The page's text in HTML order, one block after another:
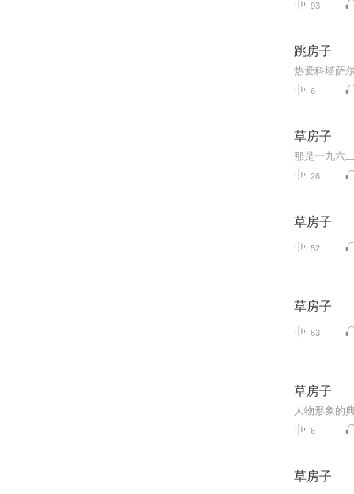
93
跳房子
6
草房子
26
草房子
52
草房子
63
草房子
6
草房子